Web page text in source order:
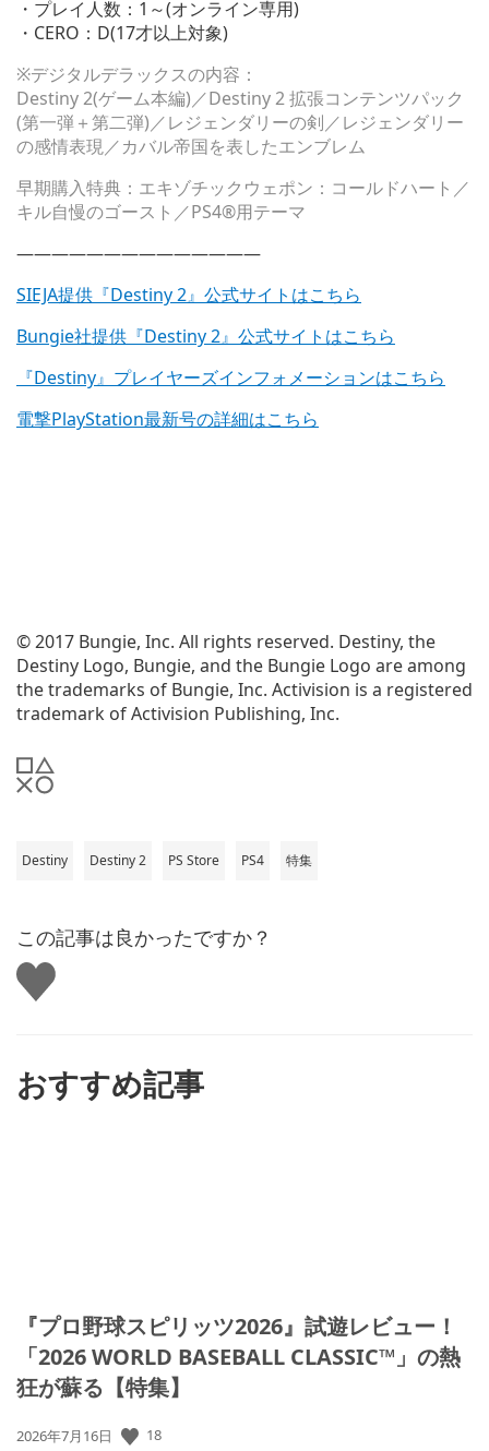
・プレイ人数：1～(オンライン専用)
・CERO：D(17才以上対象)
※デジタルデラックスの内容：
Destiny 2(ゲーム本編)／Destiny 2 拡張コンテンツパック
(第一弾＋第二弾)／レジェンダリーの剣／レジェンダリー
の感情表現／カバル帝国を表したエンブレム
早期購入特典：エキゾチックウェポン：コールドハート／
キル自慢のゴースト／PS4®用テーマ
——————————————
SIEJA提供『Destiny 2』公式サイトはこちら
Bungie社提供『Destiny 2』公式サイトはこちら
『Destiny』プレイヤーズインフォメーションはこちら
電撃PlayStation最新号の詳細はこちら
© 2017 Bungie, Inc. All rights reserved. Destiny, the
Destiny Logo, Bungie, and the Bungie Logo are among
the trademarks of Bungie, Inc. Activision is a registered
trademark of Activision Publishing, Inc.
Destiny Destiny 2 PS Store PS4 特集
この記事は良かったですか？
い
い
おすすめ記事
『プロ野球スピリッツ2026』試遊レビュー！
「2026 WORLD BASEBALL CLASSIC™」の熱
狂が蘇る【特集】
公
2026年7月16日 18